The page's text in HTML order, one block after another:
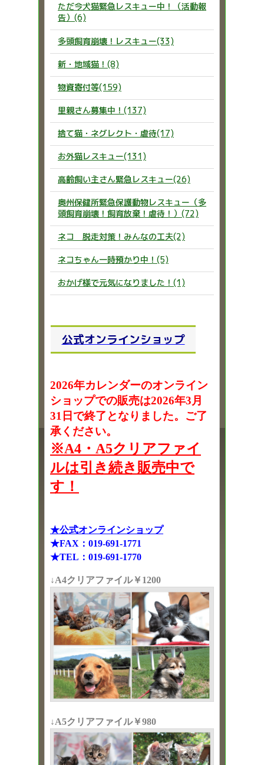
ただ今犬猫緊急レスキュー中！（活動報
告）(6)
多頭飼育崩壊！レスキュー(33)
新・地域猫！(8)
物資寄付等(159)
里親さん募集中！(137)
捨て猫・ネグレクト・虐待(17)
お外猫レスキュー(131)
高齢飼い主さん緊急レスキュー(26)
奥州保健所緊急保護動物レスキュー（多
頭飼育崩壊！飼育放棄！虐待！）(72)
ネコ 脱走対策！みんなの工夫(2)
ネコちゃん一時預かり中！(5)
おかげ様で元気になりました！(1)
公式オンラインショップ
2026年カレンダーのオンライン
ショップでの販売は2026年3月
31日で終了となりました。ご了
承ください。
※A4・A5クリアファイ
ルは引き続き販売中で
す！
★公式オンラインショップ
★FAX：019-691-1771
★TEL：019-691-1770
↓A4クリアファイル￥1200
↓A5クリアファイル￥980